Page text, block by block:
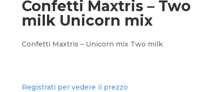
Confetti Maxtris – Two
milk Unicorn mix
Confetti Maxtris – Unicorn mix Two milk
Registrati per vedere il prezzo